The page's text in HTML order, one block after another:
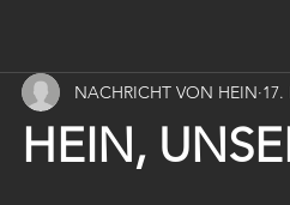
HEIN,
NACHRICHT VON HEIN 17.